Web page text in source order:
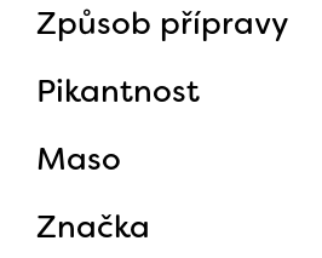
Způsob přípravy
Pikantnost
Maso
Značka